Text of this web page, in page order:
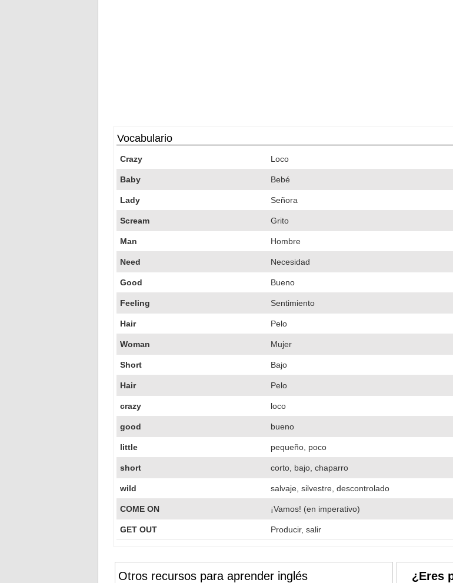
Vocabulario
Crazy Loco
Baby Bebé
Lady Señora
Scream Grito
Man Hombre
Need Necesidad
Good Bueno
Feeling Sentimiento
Hair Pelo
Woman Mujer
Short Bajo
Hair Pelo
crazy loco
good bueno
little pequeño, poco
short corto, bajo, chaparro
wild salvaje, silvestre, descontrolado
COME ON ¡Vamos! (en imperativo)
GET OUT Producir, salir
Otros recursos para aprender inglés ¿Eres